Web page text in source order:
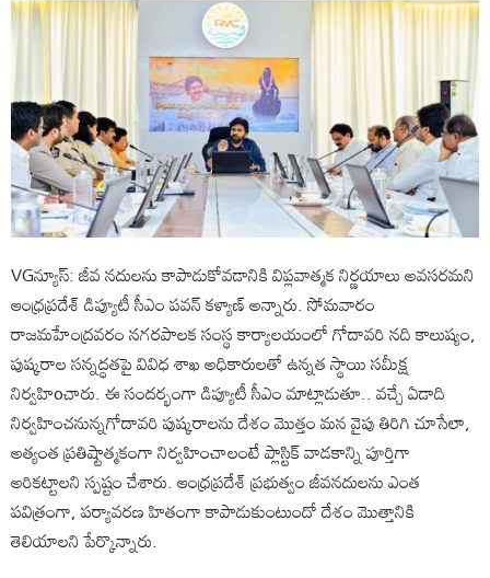
VGన్యూస్: జీవ నదులను కాపాడుకోవడానికి విప్లవాత్మక నిర్ణయాలు అవసరమని
ఆంధ్రప్రదేశ్ డిప్యూటీ సీఎం పవన్ కళ్యాణ్ అన్నారు. సోమవారం
రాజమహేంద్రవరం నగరపాలక సంస్థ కార్యాలయంలో గోదావరి నది కాలుష్యం,
పుష్కరాల సన్నద్ధతపై వివిధ శాఖ అధికారులతో ఉన్నత స్థాయి సమీక్ష
నిర్వహిoచారు. ఈ సందర్భంగా డిప్యూటీ సీఎం మాట్లాడుతూ.. వచ్చే ఏడాది
నిర్వహించనున్నగోదావరి పుష్కరాలను దేశం మొత్తం మన వైపు తిరిగి చూసేలా,
అత్యంత ప్రతిష్టాత్మకంగా నిర్వహించాలంటే ప్లాస్టిక్ వాడకాన్ని పూర్తిగా
అరికట్టాలని స్పష్టం చేశారు. ఆంధ్రప్రదేశ్ ప్రభుత్వం జీవనదులను ఎంత
పవిత్రంగా, పర్యావరణ హితంగా కాపాడుకుంటుందో దేశం మొత్తానికి
తెలియాలని పేర్కొన్నారు.